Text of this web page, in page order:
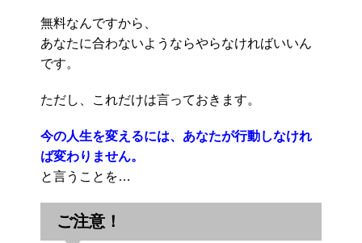
無料なんですから、
あなたに合わないようならやらなければいいん
です。
ただし、これだけは言っておきます。
今の人生を変えるには、あなたが行動しなけれ
ば変わりません。
と言うことを…
ご注意！